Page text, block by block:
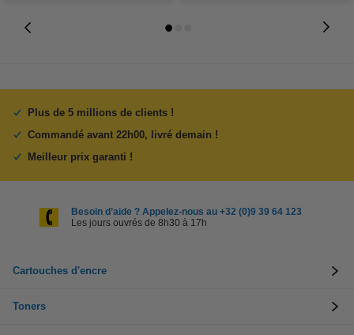
Plus de 5 millions de clients !
Commandé avant 22h00, livré demain !
Meilleur prix garanti !
Besoin d’aide ? Appelez-nous au +32 (0)9 39 64 123
Les jours ouvrés de 8h30 à 17h
Cartouches d'encre
Toners